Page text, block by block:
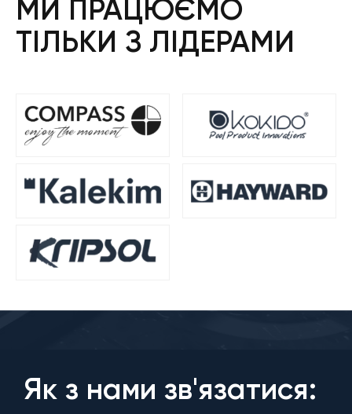
МИ ПРАЦЮЄМО
ТІЛЬКИ З ЛІДЕРАМИ
Як з нами зв'язатися: